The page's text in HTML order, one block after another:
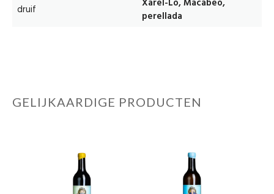
druif
Xarel-Lo, Macabeo,
perellada
GELIJKAARDIGE PRODUCTEN